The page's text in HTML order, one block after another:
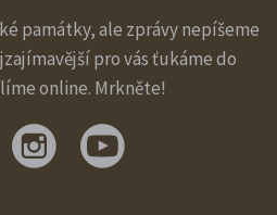
památky, ale zprávy nepíšeme
pro vás ťukáme do
online. Mrkněte!